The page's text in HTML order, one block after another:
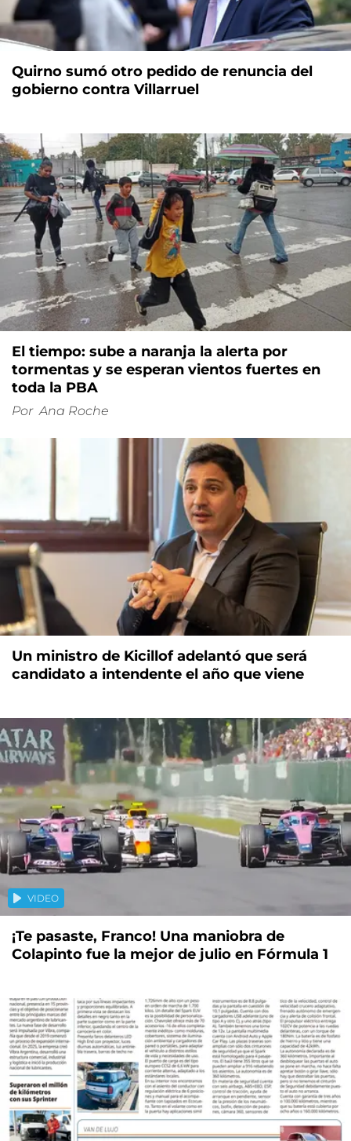
Quirno sumó otro pedido de renuncia del
gobierno contra Villarruel
El tiempo: sube a naranja la alerta por
tormentas y se esperan vientos fuertes en
toda la PBA
Por Ana Roche
Un ministro de Kicillof adelantó que será
candidato a intendente el año que viene
VIDEO
¡Te pasaste, Franco! Una maniobra de
Colapinto fue la mejor de julio en Fórmula 1